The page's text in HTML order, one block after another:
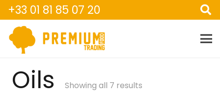
+33 01 81 85 07 20
Oils Showing all 7 results